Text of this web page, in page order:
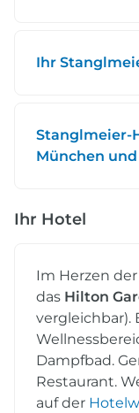
Ihr
Stanglmeier-
München
Ihr Hotel
Im Herzen
das Hilton
vergleichbar).
Dampfbad.
Restaurant.
auf der